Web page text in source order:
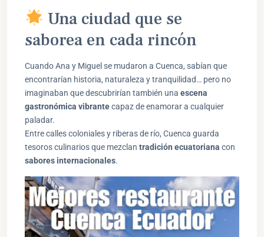
Una ciudad que se
saborea en cada rincón
Cuando Ana y Miguel se mudaron a Cuenca, sabían que
encontrarían historia, naturaleza y tranquilidad… pero no
imaginaban que descubrirían también una escena
gastronómica vibrantecapaz de enamorar a cualquier
paladar.
Entre calles coloniales y riberas de río, Cuenca guarda
tesoros culinarios que mezclan tradición ecuatoriana con
sabores internacionales.